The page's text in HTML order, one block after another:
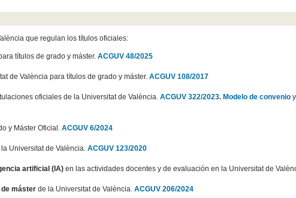
que regulan los títulos oficiales:
títulos de grado y máster.ACGUV 48/2025
de València para títulos de grado y máster.ACGUV 108/2017
oficiales de la Universitat de València.ACGUV 322/2023. Modelo de convenio
y Máster Oficial.ACGUV 6/2024
la Universitat de València.ACGUV 123/2020
artificial (IA) en las actividades docentes y de evaluación en la Universitat de
de máster de la Universitat de València.ACGUV 206/2024